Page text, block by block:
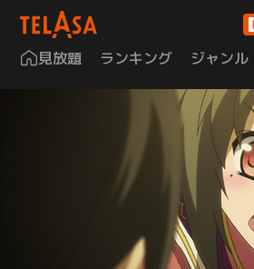
見放題 ランキング ジャンル